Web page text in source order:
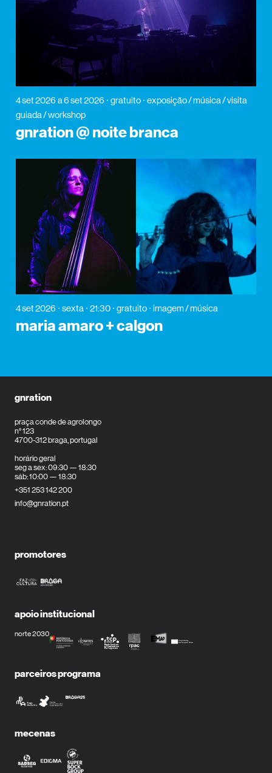
4 set 2026 a 6 set 2026 gratuito
exposição / música / visita
guiada / workshop
gnration @ noite branca
4 set 2026 sexta 21:30 gratuito imagem / música
maria amaro + calgon
gnration
praça conde de agrolongo
n° 123
4700-312 braga, portugal
horário geral
seg a sex: 09:30 — 18:30
sáb: 10:00 — 18:30
+351 253 142 200
info@gnration.pt
promotores
apoio institucional
norte 2030
parceiros programa
mecenas